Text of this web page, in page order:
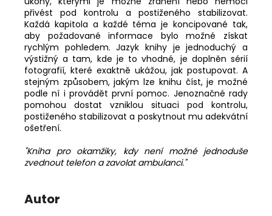
přivést pod kontrolu a postiženého stabilizovat.
Každá kapitola a každé téma je koncipované tak,
aby požadované informace bylo možné získat
rychlým pohledem. Jazyk knihy je jednoduchý a
výstižný a tam, kde je to vhodné, je doplněn sérií
fotografií, které exaktně ukážou, jak postupovat. A
stejným způsobem, jakým lze knihu číst, je možné
podle ní i provádět první pomoc. Jenoznačné rady
pomohou dostat vzniklou situaci pod kontrolu,
postiženého stabilizovat a poskytnout mu adekvátní
ošetření.
"Kniha pro okamžiky, kdy není možné jednoduše
zvednout telefon a zavolat ambulanci."
Autor